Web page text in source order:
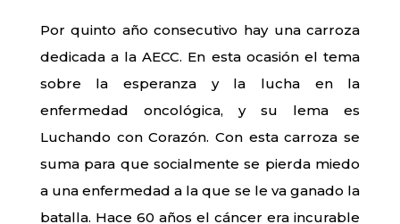
Por quinto año consecutivo hay una carroza
dedicada a la AECC. En esta ocasión el tema
sobre la esperanza y la lucha en la
enfermedad oncológica, y su lema es
Luchando con Corazón. Con esta carroza se
suma para que socialmente se pierda miedo
a una enfermedad a la que se le va ganado la
batalla. Hace 60 años el cáncer era incurable